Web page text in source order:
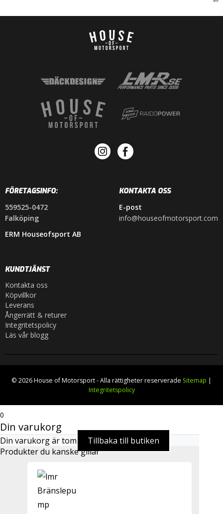
FÖRETAGSINFO:
559525-0472
Falköping
ERM Houseofsport AB
KONTAKTA OSS
E-post
info@houseofmotorsport.com
KUNDTJÄNST
Kontakta oss
Köpvillkor
Leverans
Ångerrätt & returer
Integritetspolicy
Läs vår blogg
© 2026 House of Motorsport - Alla rättigheter reserverade Sitemap |
Integritetspolicy
0
Din varukorg
Din varukorg är tom
Tillbaka till butiken
Produkter du kanske gillar